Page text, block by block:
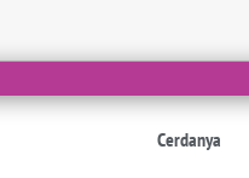
Cerdanya